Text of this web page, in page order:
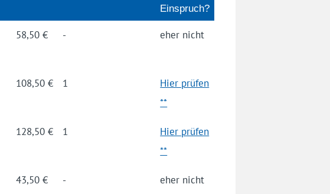
Einspruch?
58,50 € - eher nicht
108,50 € 1
Hier prüfen
**
128,50 € 1
Hier prüfen
**
43,50 € - eher nicht